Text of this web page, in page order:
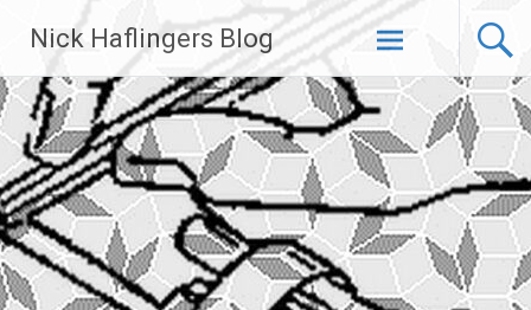
Inhalt
springen
Nick Haflingers Blog